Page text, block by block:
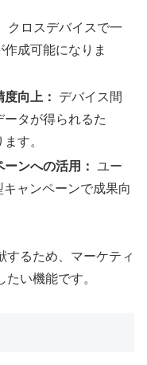
クロスデバイスで一
成可能になりま
向上：
デバイス間
タが得られるた
す。
ンへの活用： ユー
ャンペーンで成果向
するため、マーケティ
い機能です。